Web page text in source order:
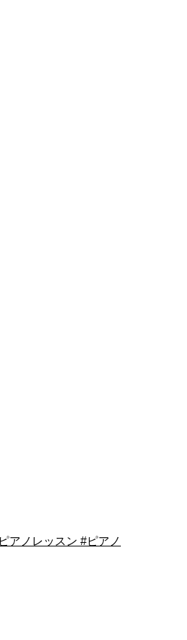
アノレッスン #ピアノ